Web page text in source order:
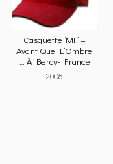
Casquette ‘MF’ –
Avant Que L’Ombre
… À Bercy- France
2006